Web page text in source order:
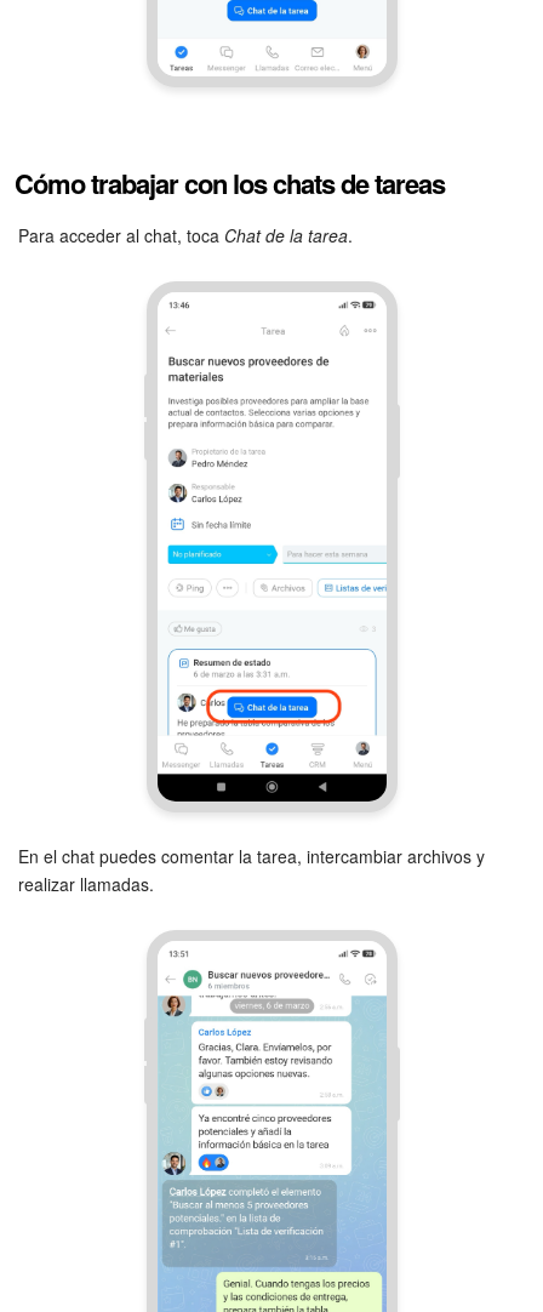
Cómo trabajar con los chats de tareas
Para acceder al chat, toca Chat de la tarea.
En el chat puedes comentar la tarea, intercambiar archivos y
realizar llamadas.